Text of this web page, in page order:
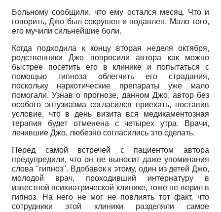
Больному сообщили, что ему остался месяц. Что и
говорить, Джо был сокрушен и подавлен. Мало того,
его мучили сильнейшие боли.
Когда подходила к концу вторая неделя октября,
родственники Джо попросили автора как можно
быстрее посетить его в клинике и попытаться с
помощью гипноза облегчить его страдания,
поскольку наркотические препараты уже мало
помогали. Узнав о прогнозе, данном Джо, автор без
особого энтузиазма согласился приехать, поставив
условие, что в день визита вся медикаментозная
терапия будет отменена с четырех утра. Врачи,
лечившие Джо, любезно согласились это сделать.
Перед самой встречей с пациентом автора
предупредили, что он не выносит даже упоминания
слова "гипноз". Вдобавок к этому, один из детей Джо,
молодой врач, проходивший интернатуру в
известной психиатрической клинике, тоже не верил в
гипноз. На него не мог не повлиять тот факт, что
сотрудники этой клиники разделяли самое